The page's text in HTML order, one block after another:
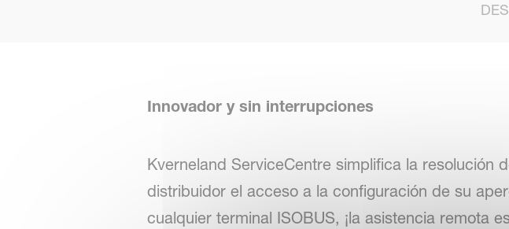
Innovador y sin interrupciones
Kverneland ServiceCentre simplifica la resolución
distribuidor el acceso a la configuración de su
cualquier terminal ISOBUS, ¡la asistencia remota